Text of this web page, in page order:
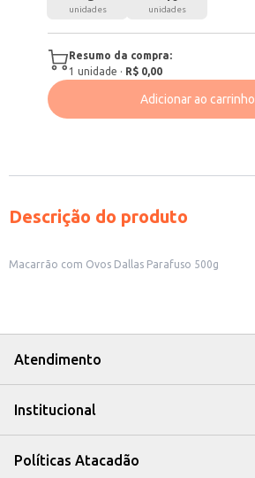
unidades unidades
Resumo da compra:
1 unidade · R$ 0,00
Adicionar ao carrinho
Descrição do produto
Macarrão com Ovos Dallas Parafuso 500g
Atendimento
Institucional
Políticas Atacadão